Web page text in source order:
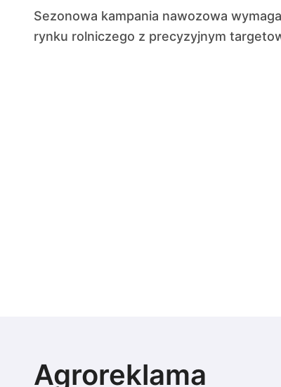
Sezonowa kampania nawozowa wymaga starannego przygotowania, które łączy znajomość
rynku rolniczego z precyzyjnym
Agroreklama